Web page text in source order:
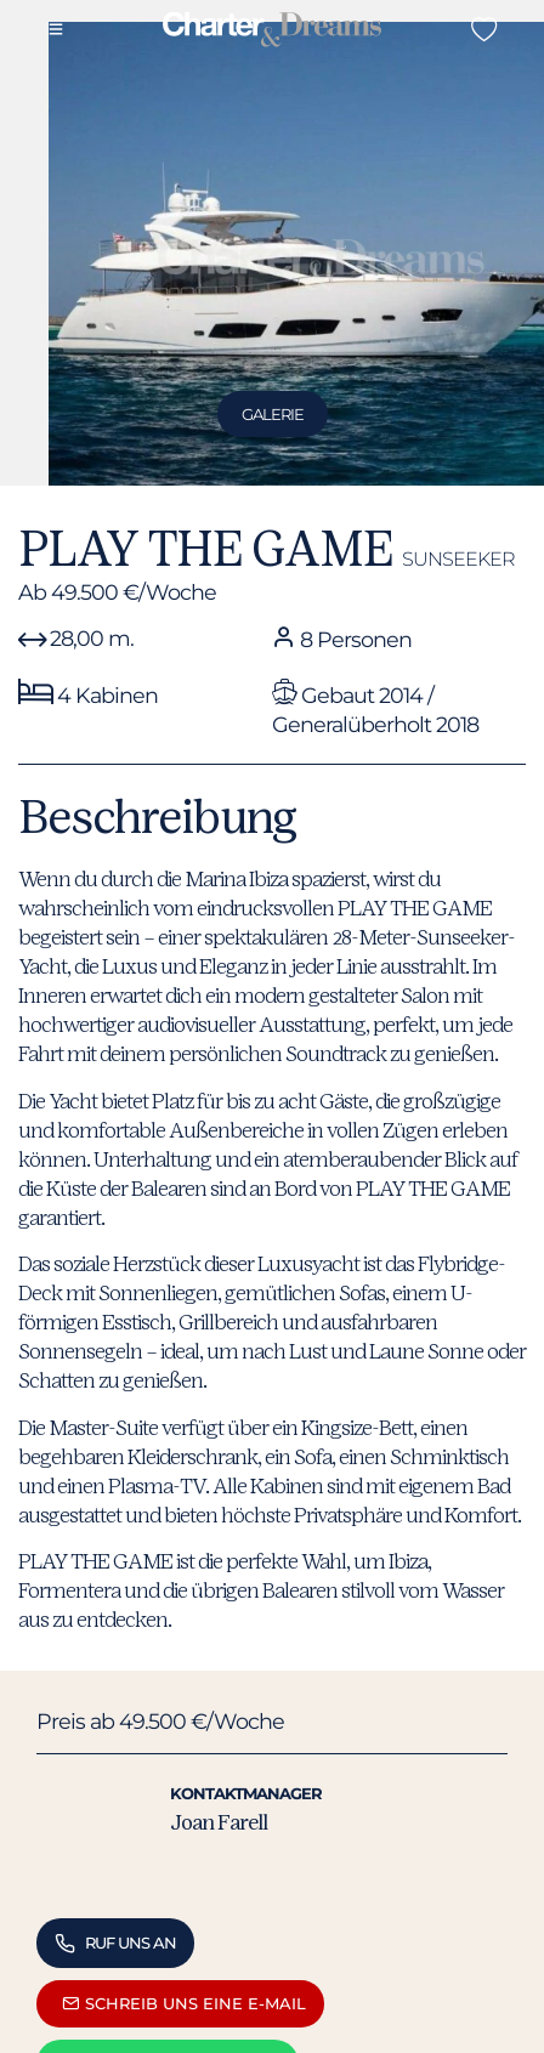
GALERIE
PLAY THE GAME SUNSEEKER
Ab 49.500 €/Woche
28,00 m.
8 Personen
4 Kabinen
Gebaut 2014 /
Generalüberholt 2018
Beschreibung
Wenn du durch die Marina Ibiza spazierst, wirst du
wahrscheinlich vom eindrucksvollen PLAY THE GAME
begeistert sein – einer spektakulären 28-Meter-Sunseeker-
Yacht, die Luxus und Eleganz in jeder Linie ausstrahlt. Im
Inneren erwartet dich ein modern gestalteter Salon mit
hochwertiger audiovisueller Ausstattung, perfekt, um jede
Fahrt mit deinem persönlichen Soundtrack zu genießen.
Die Yacht bietet Platz für bis zu acht Gäste, die großzügige
und komfortable Außenbereiche in vollen Zügen erleben
können. Unterhaltung und ein atemberaubender Blick auf
die Küste der Balearen sind an Bord von PLAY THE GAME
garantiert.
Das soziale Herzstück dieser Luxusyacht ist das Flybridge-
Deck mit Sonnenliegen, gemütlichen Sofas, einem U-
förmigen Esstisch, Grillbereich und ausfahrbaren
Sonnensegeln – ideal, um nach Lust und Laune Sonne oder
Schatten zu genießen.
Die Master-Suite verfügt über ein Kingsize-Bett, einen
begehbaren Kleiderschrank, ein Sofa, einen Schminktisch
und einen Plasma-TV. Alle Kabinen sind mit eigenem Bad
ausgestattet und bieten höchste Privatsphäre und Komfort.
PLAY THE GAME ist die perfekte Wahl, um Ibiza,
Formentera und die übrigen Balearen stilvoll vom Wasser
aus zu entdecken.
Preis ab 49.500 €/Woche
KONTAKTMANAGER
Joan Farell
RUF UNS AN
SCHREIB UNS EINE E-MAIL